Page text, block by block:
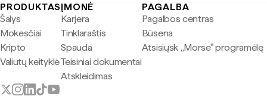
PRODUKTAS
Šalys
Mokesčiai
Kripto
Valiutų keityklė
ĮMONĖ
Karjera
Tinklaraštis
Spauda
Teisiniai dokumentai
Atskleidimas
PAGALBA
Pagalbos centras
Būsena
Atsisiųsk „Morse" programėlę